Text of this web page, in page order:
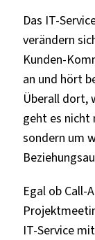
Das IT-
verändern
Kunden-
an und hört
Überall dort,
geht es nicht
sondern um
Egal ob Call-
IT-Service